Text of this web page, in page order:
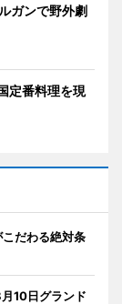
ガンで野外劇
定番料理を現
だわる絶対条
10日グランド